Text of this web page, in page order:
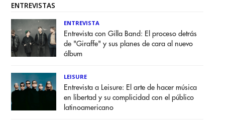
ENTREVISTAS
ENTREVISTA
Entrevista con Gilla Band: El proceso detrás
de "Giraffe" y sus planes de cara al nuevo
álbum
LEISURE
Entrevista a Leisure: El arte de hacer música
en libertad y su complicidad con el público
latinoamericano